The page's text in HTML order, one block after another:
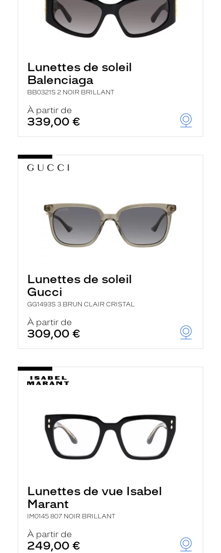
Lunettes de soleil
Balenciaga
BB0321S 2 NOIR BRILLANT
À partir de
339,00 €
Lunettes de soleil
Gucci
GG1493S 3 BRUN CLAIR CRISTAL
À partir de
309,00 €
Lunettes de vue Isabel
Marant
IM0145 807 NOIR BRILLANT
À partir de
249,00 €